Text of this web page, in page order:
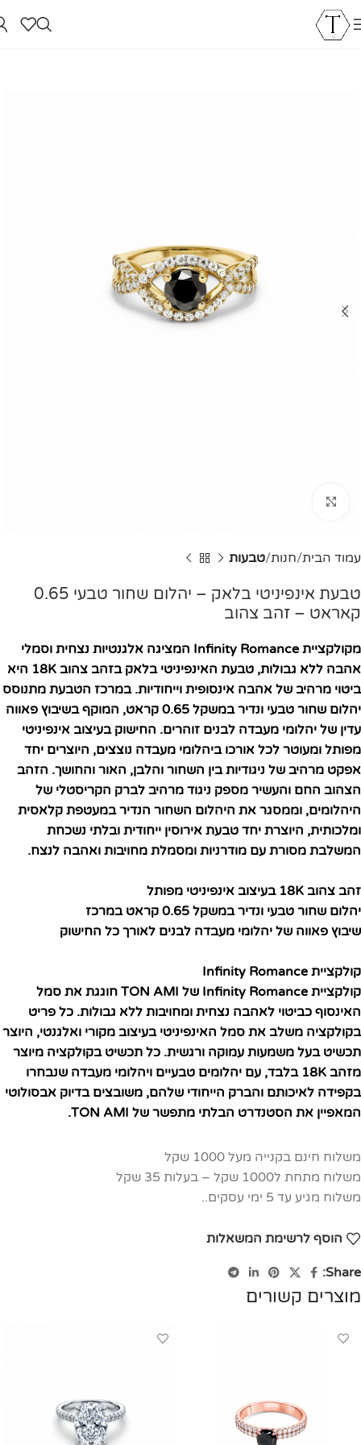
עמוד הבית חנות טבעות
טבעת אינפיניטי בלאק – יהלום שחור טבעי 0.65
קאראט – זהב צהוב
מקולקציית Infinity Romance המציגה אלגנטיות נצחית וסמלי
אהבה ללא גבולות, טבעת האינפיניטי בלאק בזהב צהוב 18K היא
ביטוי מרהיב של אהבה אינסופית וייחודיות. במרכז הטבעת מתנוסס
יהלום שחור טבעי ונדיר במשקל 0.65 קראט, המוקף בשיבוץ פאווה
עדין של יהלומי מעבדה לבנים זוהרים. החישוק בעיצוב אינפיניטי
מפותל ומעוטר לכל אורכו ביהלומי מעבדה נוצצים, היוצרים יחד
אפקט מרהיב של ניגודיות בין השחור והלבן, האור והחושך. הזהב
הצהוב החם והעשיר מספק ניגוד מרהיב לברק הקריסטלי של
היהלומים, וממסגר את היהלום השחור הנדיר במעטפת קלאסית
ומלכותית, היוצרת יחד טבעת אירוסין ייחודית ובלתי נשכחת
המשלבת מסורת עם מודרניות ומסמלת מחויבות ואהבה לנצח.
זהב צהוב 18K בעיצוב אינפיניטי מפותל
יהלום שחור טבעי ונדיר במשקל 0.65 קראט במרכז
שיבוץ פאווה של יהלומי מעבדה לבנים לאורך כל החישוק
קולקציית Infinity Romance
קולקציית Infinity Romance של TON AMI חוגגת את סמל
האינסוף כביטוי לאהבה נצחית ומחויבות ללא גבולות. כל פריט
בקולקציה משלב את סמל האינפיניטי בעיצוב מקורי ואלגנטי, היוצר
תכשיט בעל משמעות עמוקה ורגשית. כל תכשיט בקולקציה מיוצר
מזהב 18K בלבד, עם יהלומים טבעיים ויהלומי מעבדה שנבחרו
בקפידה לאיכותם והברק הייחודי שלהם, משובצים בדיוק אבסולוטי
המאפיין את הסטנדרט הבלתי מתפשר של TON AMI.
משלוח חינם בקנייה מעל 1000 שקל
משלוח מתחת ל1000 שקל – בעלות 35 שקל
משלוח מגיע עד 5 ימי עסקים..
הוסף לרשימת המשאלות
Share:
מוצרים קשורים